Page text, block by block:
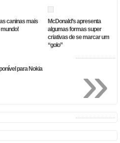
caninas mais
McDonald’s apresenta
algumas formas super
criativas de se marcar um
“golo”
para Nokia »